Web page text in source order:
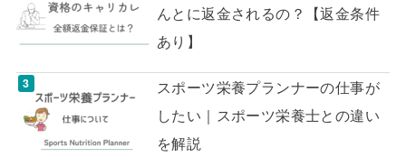
んとに返金されるの？【返金条件
あり】
スポーツ栄養プランナーの仕事が
したい｜スポーツ栄養士との違い
を解説